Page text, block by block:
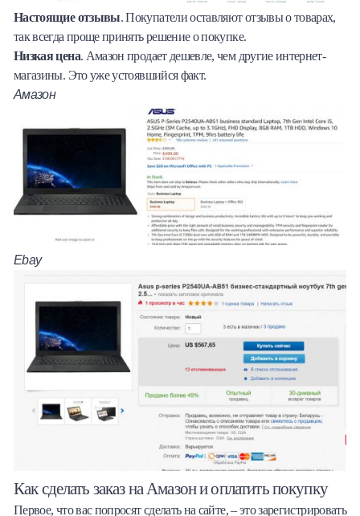
Настоящие отзывы. Покупатели оставляют отзывы о товарах,
так всегда проще принять решение о покупке.
Низкая цена. Амазон продает дешевле, чем другие интернет-
магазины. Это уже устоявшийся факт.
Амазон
Ebay
Как сделать заказ на Амазон и оплатить покупку
Первое, что вас попросят сделать на сайте, – это зарегистрировать